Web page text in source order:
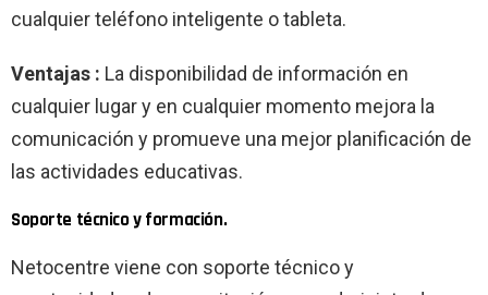
cualquier teléfono inteligente o tableta.
Ventajas : La disponibilidad de información en
cualquier lugar y en cualquier momento mejora la
comunicación y promueve una mejor planificación de
las actividades educativas.
Soporte técnico y formación.
Netocentre viene con soporte técnico y